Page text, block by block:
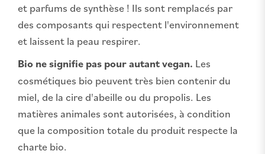
et parfums de synthèse ! Ils sont remplacés par
des composants qui respectent l'environnement
et laissent la peau respirer.
Bio ne signifie pas pour autant vegan. Les
cosmétiques bio peuvent très bien contenir du
miel, de la cire d'abeille ou du propolis. Les
matières animales sont autorisées, à condition
que la composition totale du produit respecte la
charte bio.